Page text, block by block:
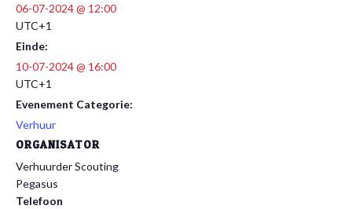
06-07-2024 @ 12:00
UTC+1
Einde:
10-07-2024 @ 16:00
UTC+1
Evenement Categorie:
Verhuur
ORGANISATOR
Verhuurder Scouting
Pegasus
Telefoon